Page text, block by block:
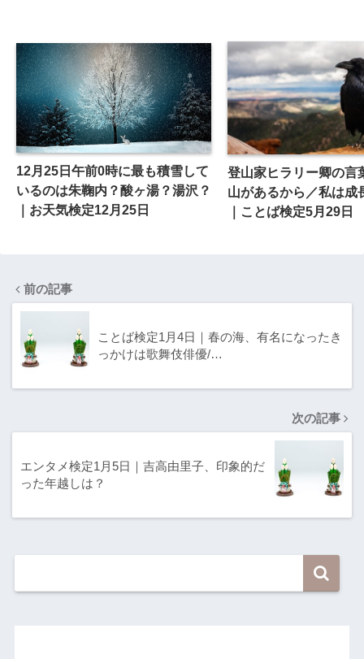
12月25日午前0時に最も積雪して
いるのは朱鞠内？酸ヶ湯？湯沢？
｜お天気検定12月25日
登山家ヒラリー卿の言
山があるから／私は成
｜ことば検定5月29日
前の記事
ことば検定1月4日｜春の海、有名になったき
っかけは歌舞伎俳優/…
次の記事
エンタメ検定1月5日｜吉高由里子、印象的だ
った年越しは？